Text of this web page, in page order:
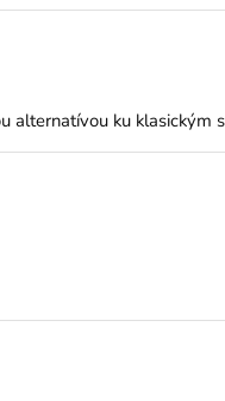
ku klasickým